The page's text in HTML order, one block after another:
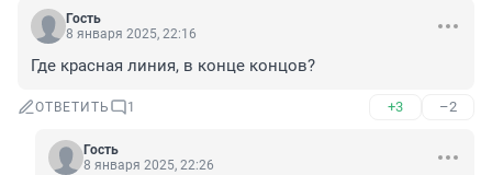
Гость
8 января 2025, 22:16
Где красная линия, в конце концов?
ОТВЕТИТЬ 1 +3 –2
Гость
8 января 2025, 22:26